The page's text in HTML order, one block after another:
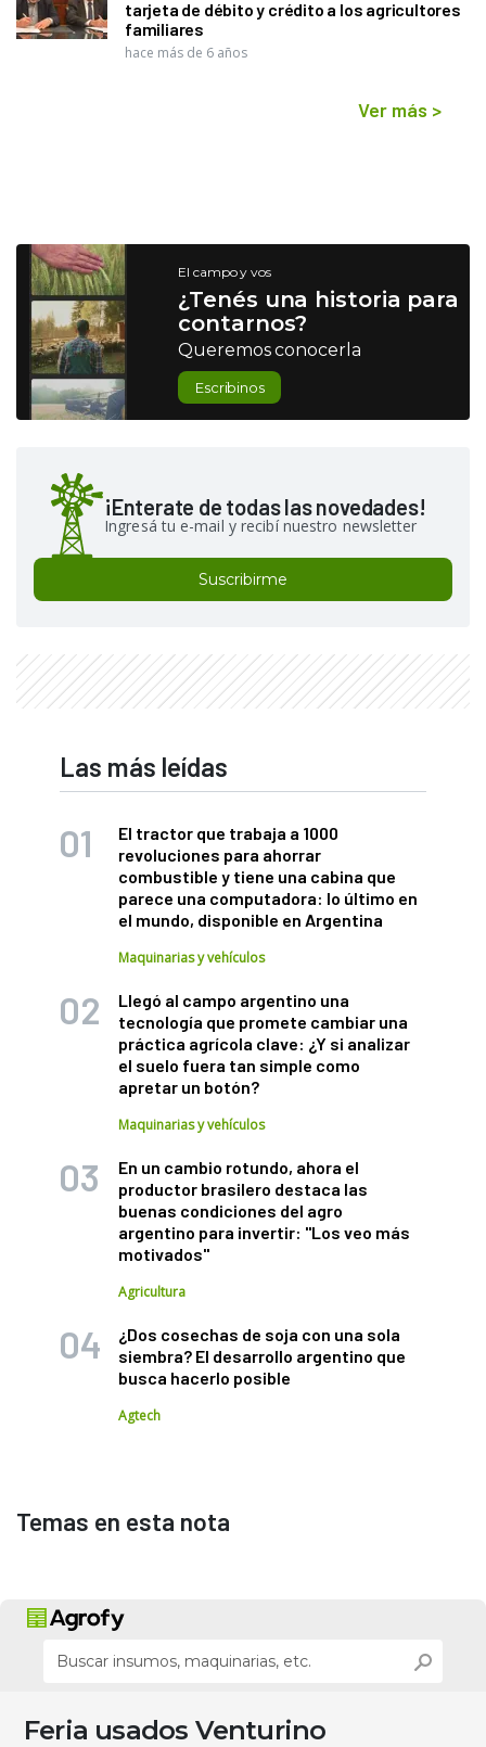
tarjeta de débito y crédito a los agricultores
familiares
hace más de 6 años
Ver más >
El campo y vos
¿Tenés una historia para
contarnos?
Queremos conocerla
Escribinos
¡Enterate de todas las novedades!
Ingresá tu e-mail y recibí nuestro newsletter
Suscribirme
Las más leídas
El tractor que trabaja a 1000
revoluciones para ahorrar
combustible y tiene una cabina que
parece una computadora: lo último en
el mundo, disponible en Argentina
Maquinarias y vehículos
Llegó al campo argentino una
tecnología que promete cambiar una
práctica agrícola clave: ¿Y si analizar
el suelo fuera tan simple como
apretar un botón?
Maquinarias y vehículos
En un cambio rotundo, ahora el
productor brasilero destaca las
buenas condiciones del agro
argentino para invertir: "Los veo más
motivados"
Agricultura
¿Dos cosechas de soja con una sola
siembra? El desarrollo argentino que
busca hacerlo posible
Agtech
Temas en esta nota
Feria usados Venturino